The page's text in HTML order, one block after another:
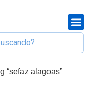
“sefaz alagoas”